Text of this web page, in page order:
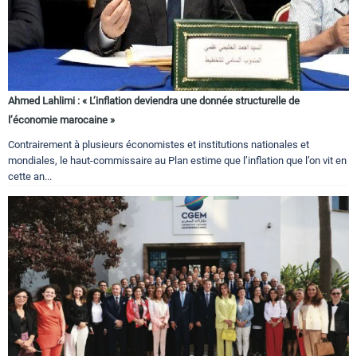
Ahmed Lahlimi : « L’inflation deviendra une donnée structurelle de
l’économie marocaine »
Contrairement à plusieurs économistes et institutions nationales et
mondiales, le haut-commissaire au Plan estime que l’inflation que l’on vit en
cette an...